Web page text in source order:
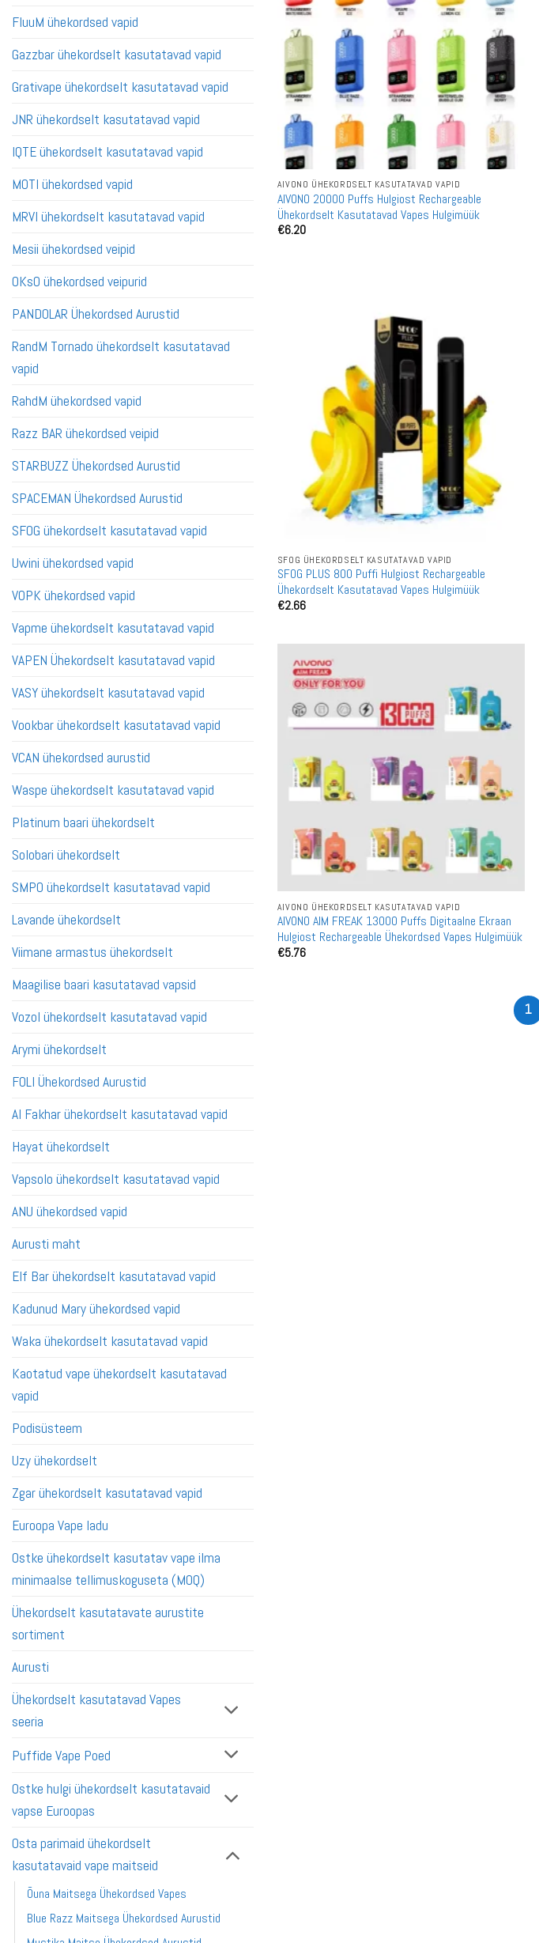
FluuM ühekordsed vapid
Gazzbar ühekordselt kasutatavad vapid
Grativape ühekordselt kasutatavad vapid
JNR ühekordselt kasutatavad vapid
IQTE ühekordselt kasutatavad vapid
MOTI ühekordsed vapid
MRVI ühekordselt kasutatavad vapid
Mesii ühekordsed veipid
OKsO ühekordsed veipurid
PANDOLAR Ühekordsed Aurustid
RandM Tornado ühekordselt kasutatavad
vapid
RahdM ühekordsed vapid
Razz BAR ühekordsed veipid
STARBUZZ Ühekordsed Aurustid
SPACEMAN Ühekordsed Aurustid
SFOG ühekordselt kasutatavad vapid
Uwini ühekordsed vapid
VOPK ühekordsed vapid
Vapme ühekordselt kasutatavad vapid
VAPEN Ühekordselt kasutatavad vapid
VASY ühekordselt kasutatavad vapid
Vookbar ühekordselt kasutatavad vapid
VCAN ühekordsed aurustid
Waspe ühekordselt kasutatavad vapid
Platinum baari ühekordselt
Solobari ühekordselt
SMPO ühekordselt kasutatavad vapid
Lavande ühekordselt
Viimane armastus ühekordselt
Maagilise baari kasutatavad vapsid
Vozol ühekordselt kasutatavad vapid
Arymi ühekordselt
FOLI Ühekordsed Aurustid
Al Fakhar ühekordselt kasutatavad vapid
Hayat ühekordselt
Vapsolo ühekordselt kasutatavad vapid
ANU ühekordsed vapid
Aurusti maht
Elf Bar ühekordselt kasutatavad vapid
Kadunud Mary ühekordsed vapid
Waka ühekordselt kasutatavad vapid
Kaotatud vape ühekordselt kasutatavad
vapid
Podisüsteem
Uzy ühekordselt
Zgar ühekordselt kasutatavad vapid
Euroopa Vape ladu
Ostke ühekordselt kasutatav vape ilma
minimaalse tellimuskoguseta (MOQ)
Ühekordselt kasutatavate aurustite
sortiment
Aurusti
Ühekordselt kasutatavad Vapes
seeria
Puffide Vape Poed
Ostke hulgi ühekordselt kasutatavaid
vapse Euroopas
Osta parimaid ühekordselt
kasutatavaid vape maitseid
Õuna Maitsega Ühekordsed Vapes
Blue Razz Maitsega Ühekordsed Aurustid
AIVONO ÜHEKORDSELT KASUTATAVAD VAPID
AIVONO 20000 Puffs Hulgiost Rechargeable
Ühekordselt Kasutatavad Vapes Hulgimüük
€6.20
SFOG ÜHEKORDSELT KASUTATAVAD VAPID
SFOG PLUS 800 Puffi Hulgiost Rechargeable
Ühekordselt Kasutatavad Vapes Hulgimüük
€2.66
AIVONO ÜHEKORDSELT KASUTATAVAD VAPID
AIVONO AIM FREAK 13000 Puffs Digitaalne Ekraan
Hulgiost Rechargeable Ühekordsed Vapes Hulgimüük
€5.76
1